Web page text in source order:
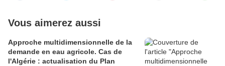
Vous aimerez aussi
Approche multidimensionnelle de la
demande en eau agricole. Cas de
l'Algérie : actualisation du Plan